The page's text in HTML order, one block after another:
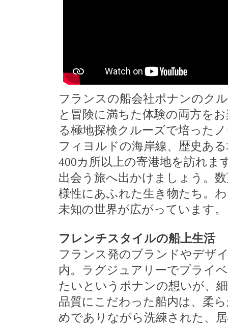
フランスの船会社ポナンのク
と冒険に満ちた体験の両方を
る極地探検クルーズで培った
フィヨルドの海岸線、歴史あ
400カ所以上の寄港地を訪れま
出会う旅へ出かけましょう。
様性にあふれた生き物たち。
未知の世界が広がっています。
フレンチスタイルの船上生活
フランス発のブランドやデザ
内。ラグジュアリーでプライ
たいというポナンの想いが、
品質にこだわった船内は、柔
めでありながら洗練された、